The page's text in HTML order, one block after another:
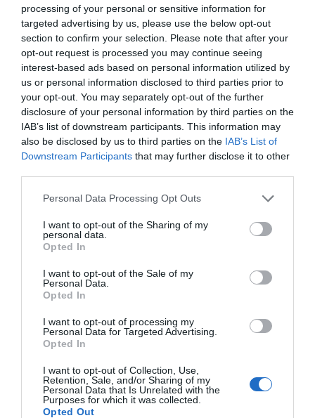
processing of your personal or sensitive information for
targeted advertising by us, please use the below opt-out
section to confirm your selection. Please note that after your
opt-out request is processed you may continue seeing
interest-based ads based on personal information utilized by
us or personal information disclosed to third parties prior to
your opt-out. You may separately opt-out of the further
disclosure of your personal information by third parties on the
IAB’s list of downstream participants. This information may
also be disclosed by us to third parties on the IAB’s List of
Downstream Participants that may further disclose it to other
Personal Data Processing Opt Outs
I want to opt-out of the Sharing of my
personal data.
Opted In
I want to opt-out of the Sale of my
Personal Data.
Opted In
I want to opt-out of processing my
Personal Data for Targeted Advertising.
Opted In
I want to opt-out of Collection, Use,
Retention, Sale, and/or Sharing of my
Personal Data that Is Unrelated with the
Purposes for which it was collected.
Opted Out
Författare:Henrik
Mattsson
Jag är matskribent samt kock
med en fil. kand i
Måltidsvetenskap från
restauranghögskolan i Grythyttan. På denna sida
delar jag med mig av tusentals olika recept för alla
kunna laga dem med bästa resultat hemma. Läs mer
om mig
Tillbehör och liknande:
RECEPT